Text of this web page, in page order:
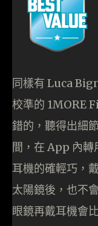
同樣有 Luca
校準的 1MORE
錯的，聽得出細
間，在 App 內轉
耳機的確輕巧，
太陽鏡後，也不
眼鏡再戴耳機會